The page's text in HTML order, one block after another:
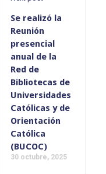
Se realizó la
Reunión
presencial
anual de la
Red de
Bibliotecas de
Universidades
Católicas y de
Orientación
Católica
(BUCOC)
30 octubre, 2025